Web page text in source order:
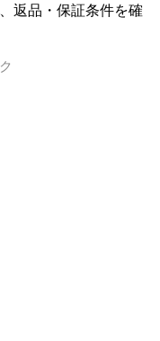
返品・保証条件を確